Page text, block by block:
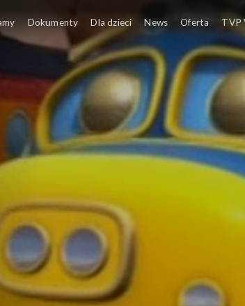
Dokumenty Dla dzieci News Oferta TVP